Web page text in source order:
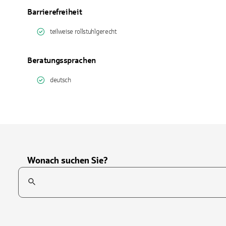
Barrierefreiheit
teilweise rollstuhlgerecht
Beratungssprachen
deutsch
Wonach suchen Sie?
Suchfeld